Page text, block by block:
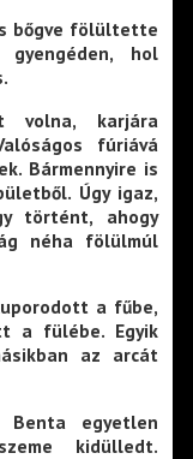
bőgve fölültette
hol
volna, karjára
fúriává
Bármennyire is
Úgy igaz,
történt, ahogy
néha fölülmúl
a fűbe,
a fülébe. Egyik
az arcát
Benta egyetlen
kidülledt.